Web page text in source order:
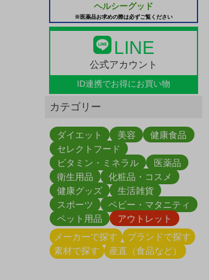
ヘルシーグッド
※医薬品お求めの際は必ずご覧ください
LINE
公式アカウント
ID連携でお得にお買い物
カテゴリー
ダイエット 美容
健康食品
セレクトフード
ビタミン・ミネラル
医薬品
衛生用品
化粧品・コスメ
健康グッズ
生活雑貨
スポーツ
ベビー・マタニティ
ペット用品
アウトレット
メーカーで探す
ブランドで探す
素材で探す
産直（食品など）